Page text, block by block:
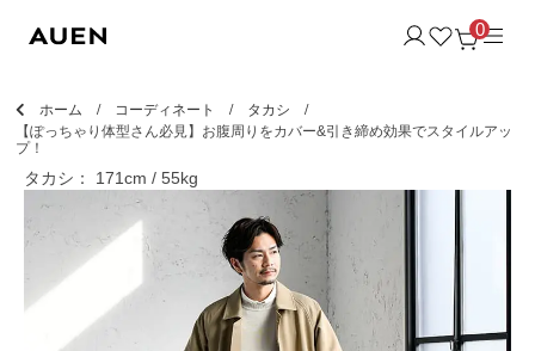
0
ホーム コーディネート
タカシ
【ぽっちゃり体型さん必見】お腹周りをカバー&引き締め効果でスタイルアッ
プ！
タカシ： 171cm / 55kg